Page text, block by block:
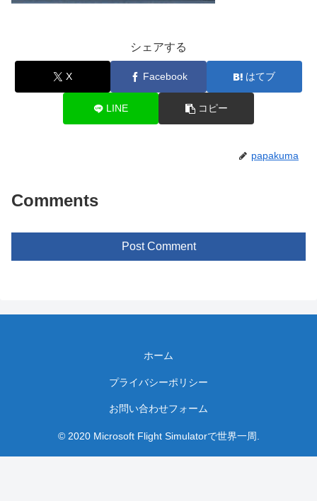
シェアする
X Facebook はてブ
LINE コピー
papakuma
Comments
Post Comment
ホーム
プライバシーポリシー
お問い合わせフォーム
© 2020 Microsoft Flight Simulatorで世界一周.